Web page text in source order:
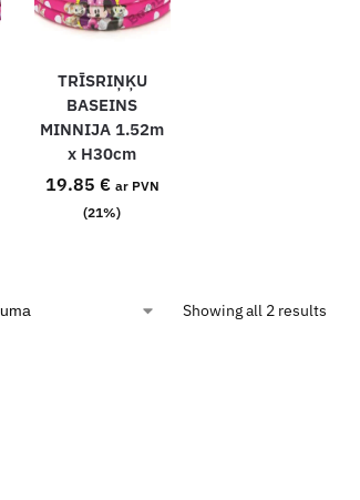
TRĪSRIŅĶU
BASEINS
MINNIJA 1.52m
x H30cm
19.85 € ar PVN
(21%)
Showing all 2 results